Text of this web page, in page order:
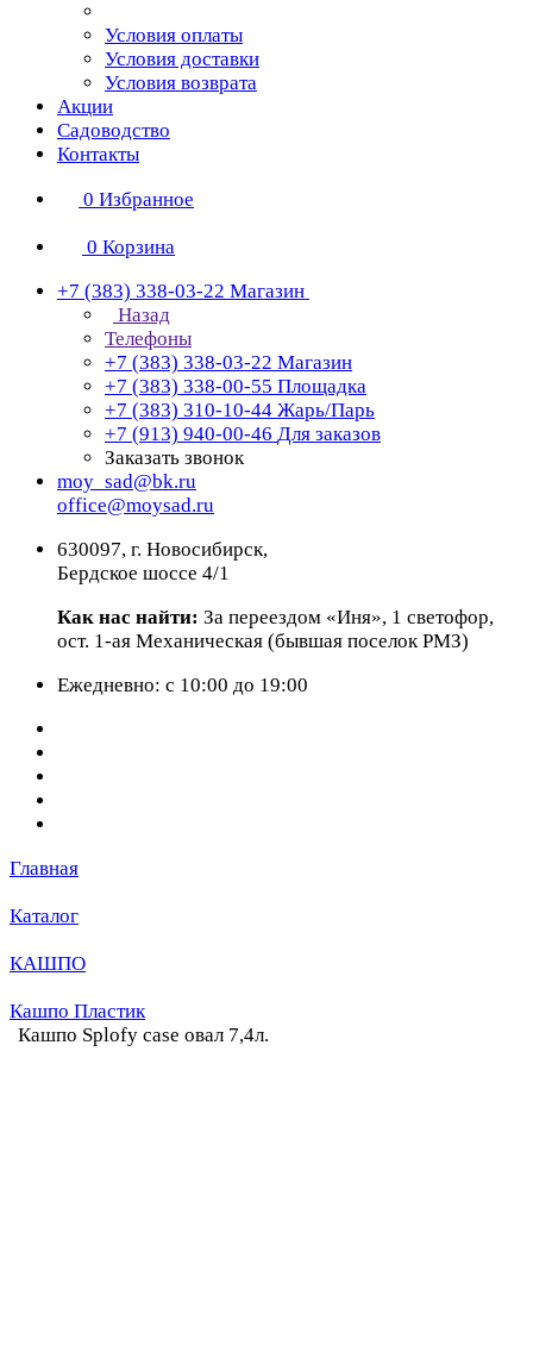
Условия оплаты
Условия доставки
Условия возврата
Акции
Садоводство
Контакты
0 Избранное
0 Корзина
+7 (383) 338-03-22 Магазин
Назад
Телефоны
+7 (383) 338-03-22 Магазин
+7 (383) 338-00-55 Площадка
+7 (383) 310-10-44 Жарь/Парь
+7 (913) 940-00-46 Для заказов
Заказать звонок
moy_sad@bk.ru
office@moysad.ru
630097, г. Новосибирск,
Бердское шоссе 4/1
Как нас найти: За переездом «Иня», 1 светофор,
ост. 1-ая Механическая (бывшая поселок РМЗ)
Ежедневно: с 10:00 до 19:00
Главная
Каталог
КАШПО
Кашпо Пластик
Кашпо Splofy case овал 7,4л.